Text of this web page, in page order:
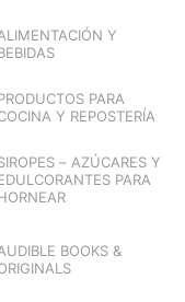
Y
PARA
Y REPOSTERÍA
– AZÚCARES Y
PARA
BOOKS &